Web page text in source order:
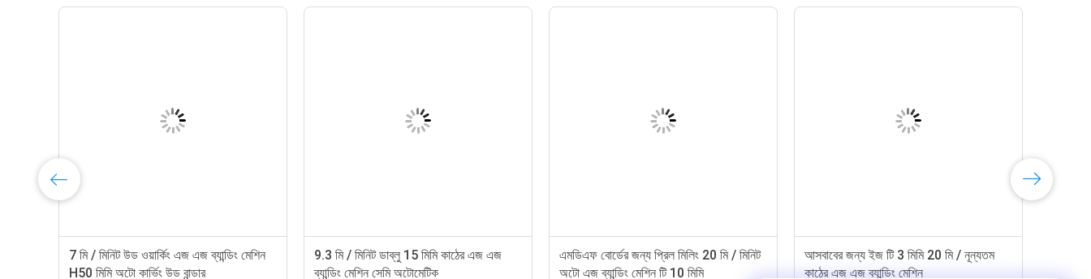
7 মি / মিনিট উড ওয়ার্কিং এজ এজ ব্যান্ডিং মেশিন
H50 মিমি অটো কার্ভিং উড বান্ডার
9.3 মি / মিনিট ডাব্লু 15 মিমি কাঠের এজ এজ
ব্যান্ডিং মেশিন সেমি অটোমেটিক
এমডিএফ বোর্ডের জন্য প্রিল মিলিং 20 মি / মিনিট
অটো এজ ব্যান্ডিং মেশিন টি 10 ​​মিমি
আসবাবের জন্য ইজ টি 3 মিমি 20 মি / নূন্যতম
কাঠের এজ এজ ব্যান্ডিং মেশিন